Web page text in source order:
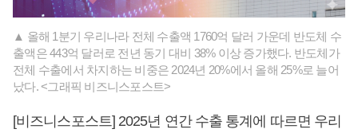
▲ 올해 1분기 우리나라 전체 수출액 1760억 달러 가운데 반도체 수
출액은 443억 달러로 전년 동기 대비 38% 이상 증가했다. 반도체가
전체 수출에서 차지하는 비중은 2024년 20%에서 올해 25%로 늘어
났다. <그래픽 비즈니스포스트>
[비즈니스포스트] 2025년 연간 수출 통계에 따르면 우리